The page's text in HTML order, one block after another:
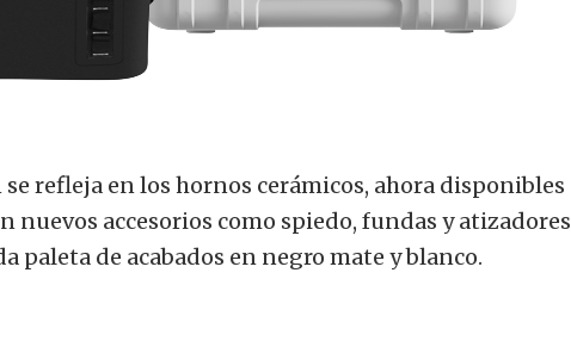
refleja en los hornos cerámicos, ahora disponibles
nuevos accesorios como spiedo, fundas y
paleta de acabados en negro mate y blanco.